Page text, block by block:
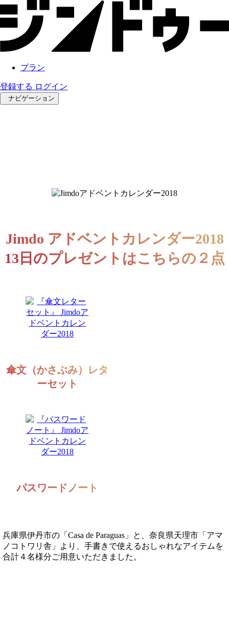
プラン
登録する ログイン
ナビゲーション
Jimdo アドベントカレンダー2018
13日のプレゼントはこちらの２点
傘文（かさぶみ）レタ
ーセット
パスワードノート
兵庫県伊丹市の「Casa de Paraguas」と、奈良県天理市「アマ
ノコトワリ舎」より、手書きで使えるおしゃれなアイテムを
合計４名様分ご用意いただきました。